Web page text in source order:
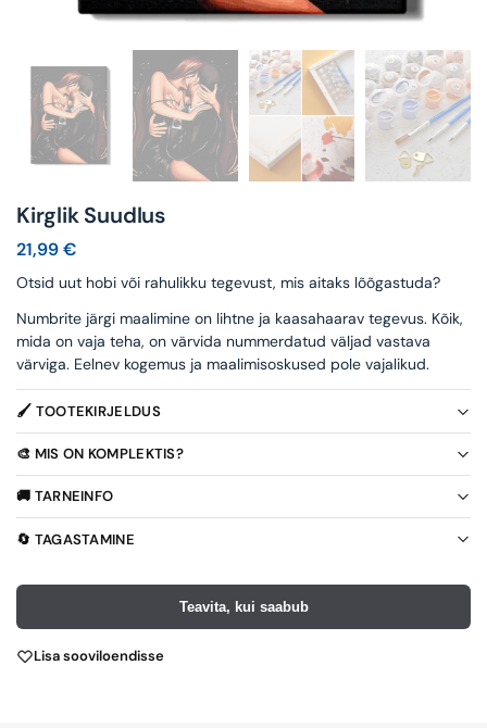
Kirglik Suudlus
21,99€
Otsid uut hobi või rahulikku tegevust, mis aitaks lõõgastuda?
Numbrite järgi maalimine on lihtne ja kaasahaarav tegevus. Kõik,
mida on vaja teha, on värvida nummerdatud väljad vastava
värviga. Eelnev kogemus ja maalimisoskused pole vajalikud.
🖌️ TOOTEKIRJELDUS
🎨 MIS ON KOMPLEKTIS?
🚚 TARNEINFO
🔄 TAGASTAMINE
Teavita, kui saabub
Lisa sooviloendisse